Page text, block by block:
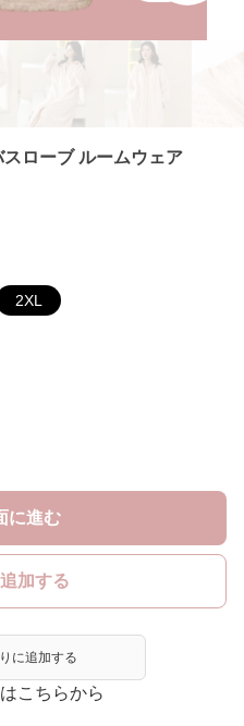
ローブ ルームウェア
2XL
に進む
加する
に追加する